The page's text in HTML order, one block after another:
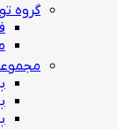
گروه